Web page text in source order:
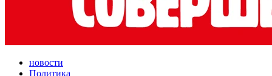
новости
Политика